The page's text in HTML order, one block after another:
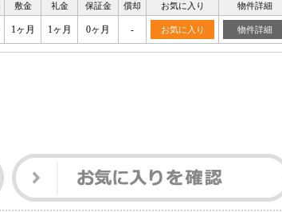
敷金 礼金 保証金 償却 お気に入り 物件詳細
1ヶ月 1ヶ月 0ヶ月 - お気に入り 物件詳細